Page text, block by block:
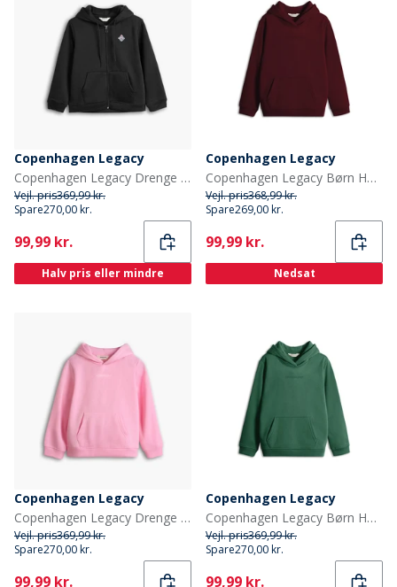
Copenhagen Legacy
Copenhagen Legacy Drenge lynlås hoodie Sort
Vejl. pris369,99 kr.
Spare270,00 kr.
Current
99,99 kr.
Halv pris eller mindre
Copenhagen Legacy
Copenhagen Legacy Børn Hættetrøjer Bordeaux
Vejl. pris368,99 kr.
Spare269,00 kr.
Current
99,99 kr.
Nedsat
Copenhagen Legacy
Copenhagen Legacy Drenge hættetrøje Pink
Vejl. pris369,99 kr.
Spare270,00 kr.
Current
99,99 kr.
Copenhagen Legacy
Copenhagen Legacy Børn Hættetrøjer Grøn
Vejl. pris369,99 kr.
Spare270,00 kr.
Current
99,99 kr.